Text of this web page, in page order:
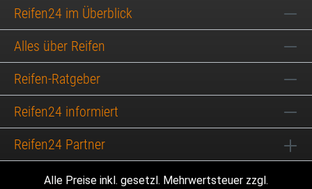
Reifen24 im Überblick
Alles über Reifen
Reifen-Ratgeber
Reifen24 informiert
Reifen24 Partner
Alle Preise inkl. gesetzl. Mehrwertsteuer zzgl.